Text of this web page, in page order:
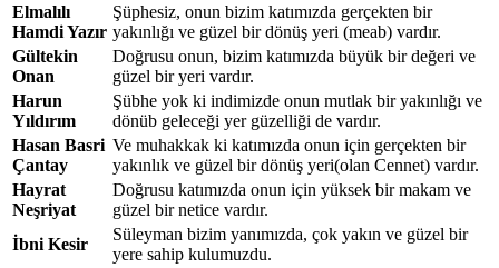
Elmalılı
Hamdi Yazır
Şüphesiz, onun bizim katımızda gerçekten bir
yakınlığı ve güzel bir dönüş yeri (meab) vardır.
Gültekin
Onan
Doğrusu onun, bizim katımızda büyük bir değeri ve
güzel bir yeri vardır.
Harun
Yıldırım
Şübhe yok ki indimizde onun mutlak bir yakınlığı ve
dönüb geleceği yer güzelliği de vardır.
Hasan Basri
Çantay
Ve muhakkak ki katımızda onun için gerçekten bir
yakınlık ve güzel bir dönüş yeri(olan Cennet) vardır.
Hayrat
Neşriyat
Doğrusu katımızda onun için yüksek bir makam ve
güzel bir netice vardır.
İbni Kesir
Süleyman bizim yanımızda, çok yakın ve güzel bir
yere sahip kulumuzdu.